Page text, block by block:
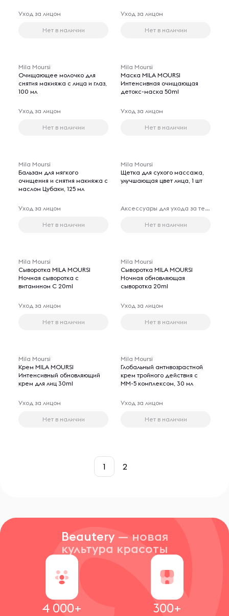
Уход за лицом
Нет в наличии
Уход за лицом
Нет в наличии
Mila Moursi
Очищающее молочко для
снятия макияжа с лица и глаз,
100 мл
Уход за лицом
Нет в наличии
Mila Moursi
Маска MILA MOURSI
Интенсивная очищающая
детокс-маска 50ml
Уход за лицом
Нет в наличии
Mila Moursi
Бальзам для мягкого
очищения и снятия макияжа с
маслом Цубаки, 125 мл
Уход за лицом
Нет в наличии
Mila Moursi
Щетка для сухого массажа,
улучшающая цвет лица, 1 шт
Аксессуары для ухода за телом
Нет в наличии
Mila Moursi
Сыворотка MILA MOURSI
Ночная сыворотка с
витамином C 20ml
Уход за лицом
Нет в наличии
Mila Moursi
Сыворотка MILA MOURSI
Ночная обновляющая
сыворотка 20ml
Уход за лицом
Нет в наличии
Mila Moursi
Крем MILA MOURSI
Интенсивный обновляющий
крем для лиц 30ml
Уход за лицом
Нет в наличии
Mila Moursi
Глобальный антивозрастной
крем тройного действия с
ММ-5 комплексом, 30 мл
Уход за лицом
Нет в наличии
1 2
Beautery — новая
культура красоты
4 000+ 300+